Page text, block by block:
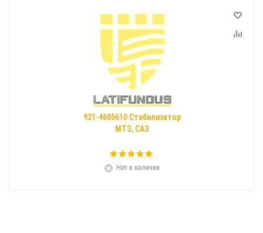
921-4605610 Стабилизатор
МТЗ, САЗ
Нет в наличии